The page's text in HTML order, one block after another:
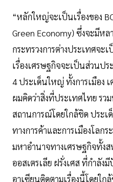
“หลักใหญ่จะเป็นเรื่องของ
Green Economy) ซึ่งจะมีหล
กระทรวงการต่างประเทศจ
เรื่องเศรษฐกิจจะเป็นส่วนป
4 ประเด็นใหญ่ ทั้งการเมือง
ผมคิดว่าสิ่งที่ประเทศไทย รว
สถานการณ์โดยใกล้ชิด ประเ
ทางการค้าและการเมืองโลก
มหาอำนาจทางเศรษฐกิจทั้ง
ออสเตรเลีย ฝรั่งเศส ที่กำลั
อาเซียนติดตามเรื่องนี้โดยใ